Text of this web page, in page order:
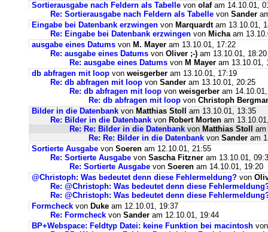
Sortierausgabe nach Feldern als Tabelle von olafam 14.10.01,
Re: Sortierausgabe nach Feldern als Tabelle von Sander
Eingabe bei Datenbank erzwingen von Marquardtam 13.10.01,
Re: Eingabe bei Datenbank erzwingen von Michaam
ausgabe eines Datums von M. Mayer am 13.10.01, 17:22
Re: ausgabe eines Datums von Oliver ;-) am 13.10.01, 18:20
Re: ausgabe eines Datums von M Mayer am 13.10.01,
db abfragen mit loop von weisgerber am 13.10.01, 17:19
Re: db abfragen mit loop von Sander am 13.10.01, 20:25
Re: db abfragen mit loop von weisgerber am
Re: db abfragen mit loop von Christoph
Bilder in die Datenbank von Matthias Stoll
am 13.10.01, 13:35
Re: Bilder in die Datenbank von Robert Morten am
Re: Re: Bilder in die Datenbank von Matthias Stoll
am
Re: Re: Bilder in die Datenbank von Sander am
Sortierte Ausgabe von Soeren am 12.10.01, 21:55
Re: Sortierte Ausgabe von Sascha Fitzner am 13.10.01,
Re: Sortierte Ausgabe von Soeren am 14.10.01, 19:20
@Christoph: Was bedeutet denn diese Fehlermeldung? von
Re: @Christoph: Was bedeutet denn diese
Re: @Christoph: Was bedeutet denn diese
Formcheck von Duke am 12.10.01, 19:37
Re: Formcheck von Sander am 12.10.01, 19:44
BP+Webspace: Feldtyp Datei: keine Funktion bei macintosh